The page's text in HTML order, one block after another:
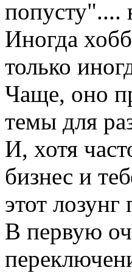
попусту"....
Иногда
только
Чаще, оно
темы для
И, хотя
бизнес и
этот
В первую